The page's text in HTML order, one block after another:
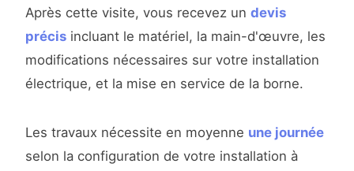
Après cette visite, vous recevez un devis
précis incluant le matériel, la main-d'œuvre, les
modifications nécessaires sur votre installation
électrique, et la mise en service de la borne.
Les travaux nécessite en moyenne une journée
selon la configuration de votre installation à